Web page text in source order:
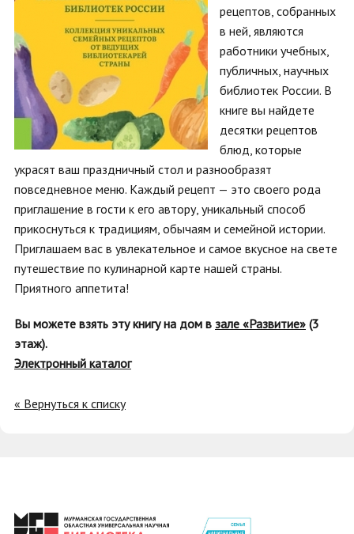
рецептов, собранных
в ней, являются
работники учебных,
публичных, научных
библиотек России. В
книге вы найдете
десятки рецептов
блюд, которые
украсят ваш праздничный стол и разнообразят
повседневное меню. Каждый рецепт — это своего рода
приглашение в гости к его автору, уникальный способ
прикоснуться к традициям, обычаям и семейной истории.
Приглашаем вас в увлекательное и самое вкусное на свете
путешествие по кулинарной карте нашей страны.
Приятного аппетита!
Вы можете взять эту книгу на дом в зале «Развитие» (3
этаж).
Электронный каталог
« Вернуться к списку